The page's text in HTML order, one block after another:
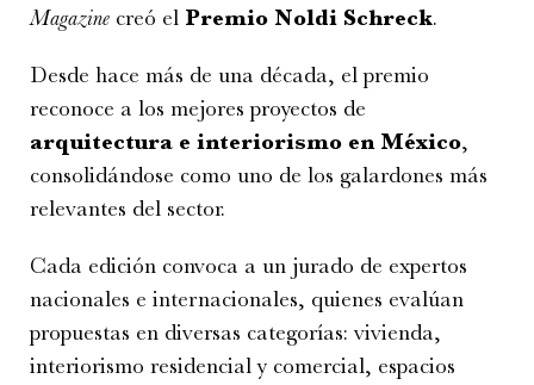
Magazine creó el Premio Noldi Schreck.
Desde hace más de una década, el premio
reconoce a los mejores proyectos de
arquitectura e interiorismo en México,
consolidándose como uno de los galardones más
relevantes del sector.
Cada edición convoca a un jurado de expertos
nacionales e internacionales, quienes evalúan
propuestas en diversas categorías: vivienda,
interiorismo residencial y comercial, espacios